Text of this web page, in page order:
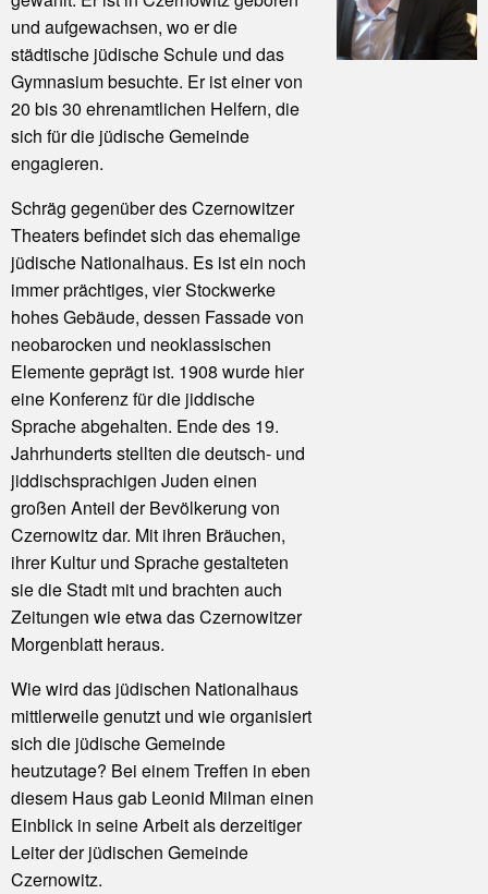
und aufgewachsen, wo er die
städtische jüdische Schule und das
Gymnasium besuchte. Er ist einer von
20 bis 30 ehrenamtlichen Helfern, die
sich für die jüdische Gemeinde
engagieren.
Schräg gegenüber des Czernowitzer
Theaters befindet sich das ehemalige
jüdische Nationalhaus. Es ist ein noch
immer prächtiges, vier Stockwerke
hohes Gebäude, dessen Fassade von
neobarocken und neoklassischen
Elemente geprägt ist. 1908 wurde hier
eine Konferenz für die jiddische
Sprache abgehalten. Ende des 19.
Jahrhunderts stellten die deutsch- und
jiddischsprachigen Juden einen
großen Anteil der Bevölkerung von
Czernowitz dar. Mit ihren Bräuchen,
ihrer Kultur und Sprache gestalteten
sie die Stadt mit und brachten auch
Zeitungen wie etwa das Czernowitzer
Morgenblatt heraus.
Wie wird das jüdischen Nationalhaus
mittlerweile genutzt und wie organisiert
sich die jüdische Gemeinde
heutzutage? Bei einem Treffen in eben
diesem Haus gab Leonid Milman einen
Einblick in seine Arbeit als derzeitiger
Leiter der jüdischen Gemeinde
Czernowitz.